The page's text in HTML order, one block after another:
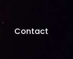
Contact